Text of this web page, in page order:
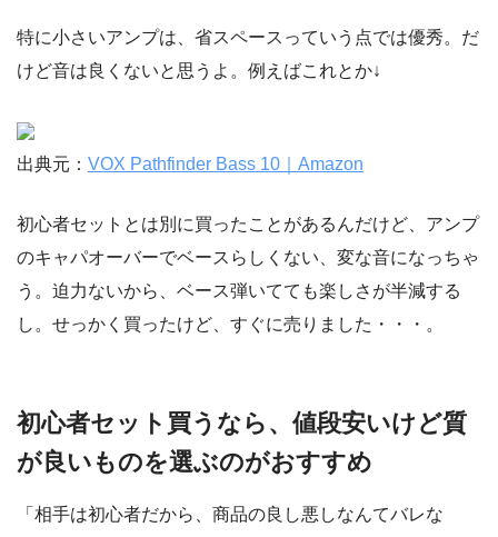
特に小さいアンプは、省スペースっていう点では優秀。だ
けど音は良くないと思うよ。例えばこれとか↓
出典元： VOX Pathfinder Bass 10｜Amazon
初心者セットとは別に買ったことがあるんだけど、アンプ
のキャパオーバーでベースらしくない、変な音になっちゃ
う。迫力ないから、ベース弾いてても楽しさが半減する
し。せっかく買ったけど、すぐに売りました・・・。
初心者セット買うなら、値段安いけど質
が良いものを選ぶのがおすすめ
「相手は初心者だから、商品の良し悪しなんてバレな